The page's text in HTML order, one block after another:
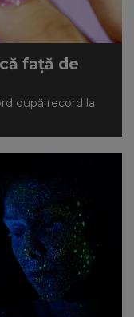
față de
după record la